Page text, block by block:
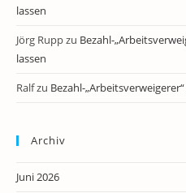
lassen
Jörg Ruppzu Bezahl-
lassen
Ralfzu Bezahl-
Archiv
Juni 2026